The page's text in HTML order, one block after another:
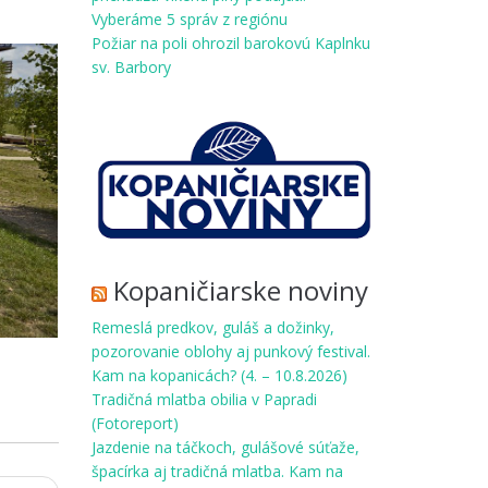
Vyberáme 5 správ z regiónu
Požiar na poli ohrozil barokovú Kaplnku
sv. Barbory
Kopaničiarske noviny
Remeslá predkov, guláš a dožinky,
pozorovanie oblohy aj punkový festival.
Kam na kopanicách? (4. – 10.8.2026)
Tradičná mlatba obilia v Papradi
(Fotoreport)
Jazdenie na táčkoch, gulášové súťaže,
špacírka aj tradičná mlatba. Kam na